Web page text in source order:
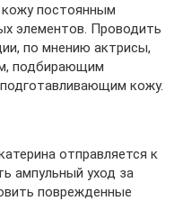
постоянным
элементов. Проводить
по мнению актрисы,
подбирающим
кожу.
отправляется к
ампульный уход за
поврежденные